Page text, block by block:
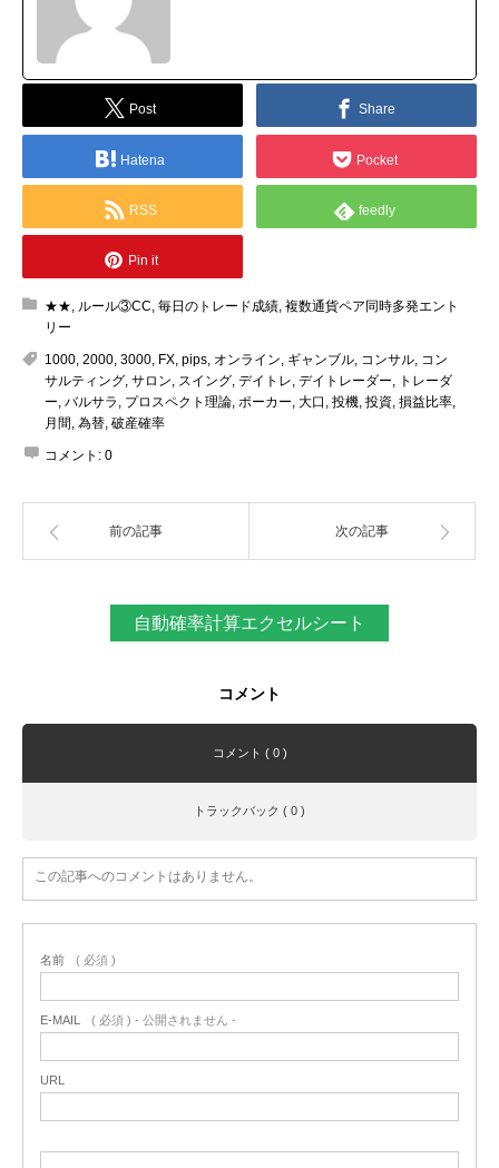
Post Share
Hatena Pocket
RSS feedly
Pin it
★★ ルール③CC 毎日のトレード成績 複数通貨ペア同時多発エント
リー
1000 2000 3000 FX pips オンライン ギャンブル コンサル コン
サルティング サロン スイング デイトレ デイトレーダー
トレーダ
ー バルサラ プロスペクト理論 ポーカー 大口 投機 投資 損益比率
月間 為替 破産確率
コメント: 0
前の記事 次の記事
自動確率計算エクセルシート
コメント
コメント ( 0 )
トラックバック ( 0 )
この記事へのコメントはありません。
名前 ( 必須 )
E-MAIL ( 必須 ) - 公開されません -
URL